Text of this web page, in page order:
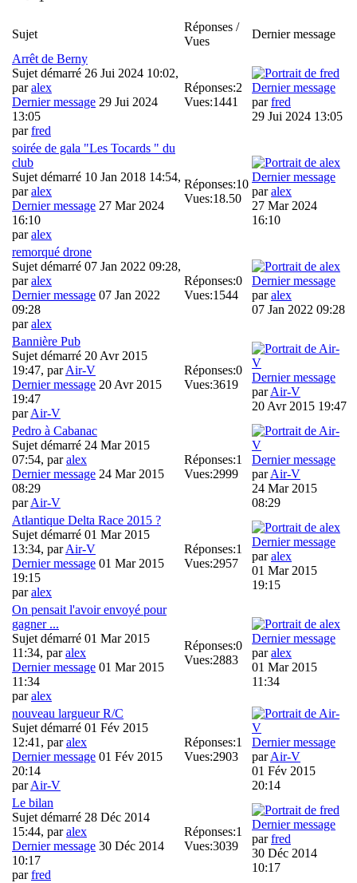
Sujet
Réponses /
Vues
Dernier message
Arrêt de Berny
Sujet démarré 26 Jui 2024 10:02,
paralex
Dernier message 29 Jui 2024
13:05
parfred
Réponses:2
Vues:1441
Dernier message
parfred
29 Jui 2024 13:05
soirée de gala "Les Tocards " du
club
Sujet démarré 10 Jan 2018 14:54,
paralex
Dernier message 27 Mar 2024
16:10
paralex
Réponses:10
Vues:18.50
Dernier message
paralex
27 Mar 2024
16:10
remorqué drone
Sujet démarré 07 Jan 2022 09:28,
paralex
Dernier message 07 Jan 2022
09:28
paralex
Réponses:0
Vues:1544
Dernier message
paralex
07 Jan 2022 09:28
Bannière Pub
Sujet démarré 20 Avr 2015
19:47, parAir-V
Dernier message 20 Avr 2015
19:47
parAir-V
Réponses:0
Vues:3619
Dernier message
parAir-V
20 Avr 2015 19:47
Pedro à Cabanac
Sujet démarré 24 Mar 2015
07:54, paralex
Dernier message 24 Mar 2015
08:29
parAir-V
Réponses:1
Vues:2999
Dernier message
parAir-V
24 Mar 2015
08:29
Atlantique Delta Race 2015 ?
Sujet démarré 01 Mar 2015
13:34, parAir-V
Dernier message 01 Mar 2015
19:15
paralex
Réponses:1
Vues:2957
Dernier message
paralex
01 Mar 2015
19:15
On pensait l'avoir envoyé pour
gagner ...
Sujet démarré 01 Mar 2015
11:34, paralex
Dernier message 01 Mar 2015
11:34
paralex
Réponses:0
Vues:2883
Dernier message
paralex
01 Mar 2015
11:34
nouveau largueur R/C
Sujet démarré 01 Fév 2015
12:41, paralex
Dernier message 01 Fév 2015
20:14
parAir-V
Réponses:1
Vues:2903
Dernier message
parAir-V
01 Fév 2015
20:14
Le bilan
Sujet démarré 28 Déc 2014
15:44, paralex
Dernier message 30 Déc 2014
10:17
parfred
Réponses:1
Vues:3039
Dernier message
parfred
30 Déc 2014
10:17